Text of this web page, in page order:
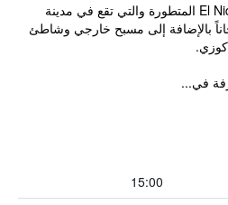
توفر El Nido Resorts Apulit Island المتطورة والتي تقع في مدينة
بالإضافة إلى مسبح خارجي وشاطئ
في...
15:00